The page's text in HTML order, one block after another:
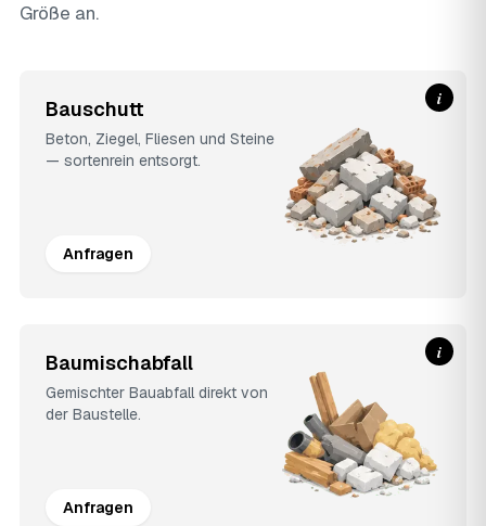
Größe an.
Bauschutt
Beton, Ziegel, Fliesen und Steine
— sortenrein entsorgt.
Anfragen
i
Baumischabfall
Gemischter Bauabfall direkt von
der Baustelle.
Anfragen
i